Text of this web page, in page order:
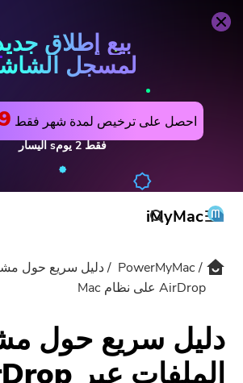
بيع إطلاق
لمسجل
احصل على ترخيص لمدة شهر فقط
فقط2 يومs اليسار
iMyMac
المنتج والحل
PowerMyMac
الدعم
PowerMyMac
دليل سريع حول
AirDrop على نظام Mac
دليل سريع حول